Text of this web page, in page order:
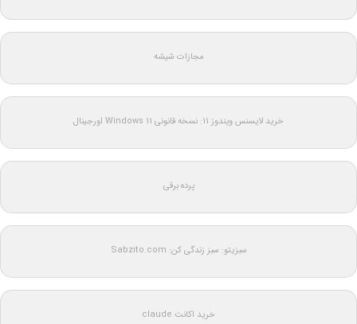
مجازات شیشه
خرید لایسنس ویندوز 11: نسخه قانونی Windows 11 اورجینال
پرده برقی
سبزیتو: سبز زندگی کن: Sabzito.com
خرید اکانت claude